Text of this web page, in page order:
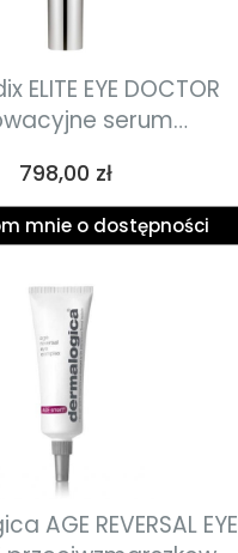
ELITE EYE DOCTOR
serum
skóry okolicy oczu
7ml
Cena
798,00 zł
mnie o dostępności
AGE REVERSAL EYE